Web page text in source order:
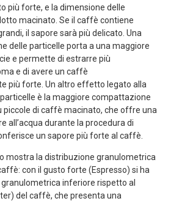
più forte, e la dimensione delle
macinato. Se il caffè contiene
il sapore sarà più delicato. Una
delle particelle porta a una maggiore
e permette di estrarre più
e di avere un caffè
più forte. Un altro effetto legato alla
è la maggiore compattazione
piccole di caffè macinato, che offre una
all’acqua durante la procedura di
un sapore più forte al caffè.
mostra la distribuzione granulometrica
con il gusto forte (Espresso) si ha
inferiore rispetto al
del caffè, che presenta una